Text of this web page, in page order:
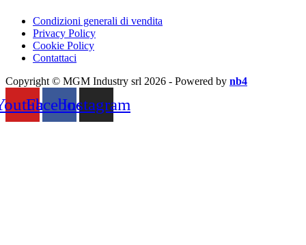
Condizioni generali di vendita
Privacy Policy
Cookie Policy
Contattaci
Copyright © MGM Industry srl 2026 - Powered by nb4
FacebookInstagram